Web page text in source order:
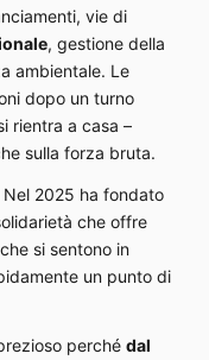
vie di
, gestione della
ambientale. Le
dopo un turno
rientra a casa –
sulla forza bruta.
Nel 2025 ha fondato
che offre
si sentono in
un punto di
perché dal